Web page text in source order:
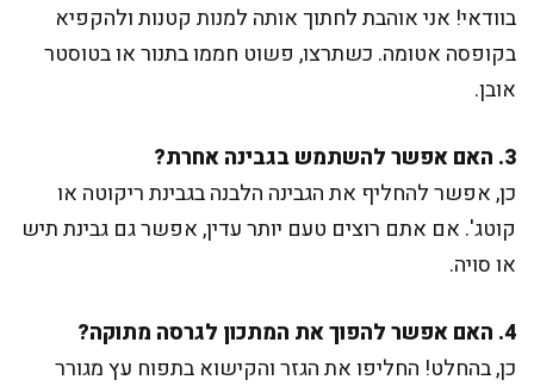
בוודאי! אני אוהבת לחתוך אותה למנות קטנות ולהקפיא
בקופסה אטומה. כשתרצו, פשוט חממו בתנור או בטוסטר
אובן.
3. האם אפשר להשתמש בגבינה אחרת?
כן, אפשר להחליף את הגבינה הלבנה בגבינת ריקוטה או
קוטג'. אם אתם רוצים טעם יותר עדין, אפשר גם גבינת תיש
או סויה.
4. האם אפשר להפוך את המתכון לגרסה מתוקה?
כן, בהחלט! החליפו את הגזר והקישוא בתפוח עץ מגורר